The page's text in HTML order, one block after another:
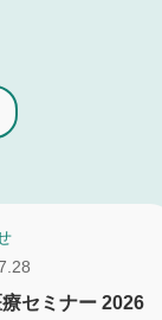
セミナー 2026